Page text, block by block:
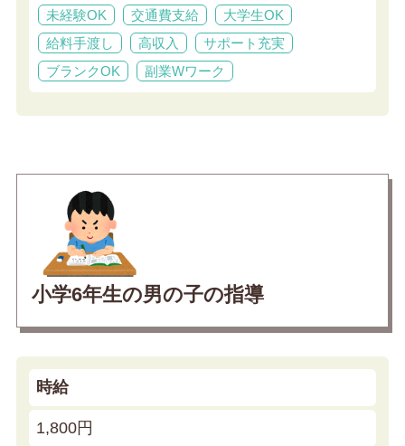
未経験OK 交通費支給
大学生OK
給料手渡し
高収入
サポート充実
ブランクOK
副業Wワーク
小学6年生の男の子の指導
時給
1,800円